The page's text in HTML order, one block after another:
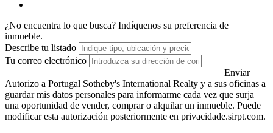
¿No encuentra lo que busca? Indíquenos su preferencia de
inmueble.
Describe tu listado
Tu correo electrónico
Enviar
Autorizo a Portugal Sotheby's International Realty y a sus oficinas a
guardar mis datos personales para informarme cada vez que surja
una oportunidad de vender, comprar o alquilar un inmueble. Puede
modificar esta autorización posteriormente en privacidade.sirpt.com.